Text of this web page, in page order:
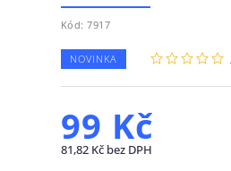
Kód: 7917
NOVINKA
99 Kč
81,82 Kč bez DPH